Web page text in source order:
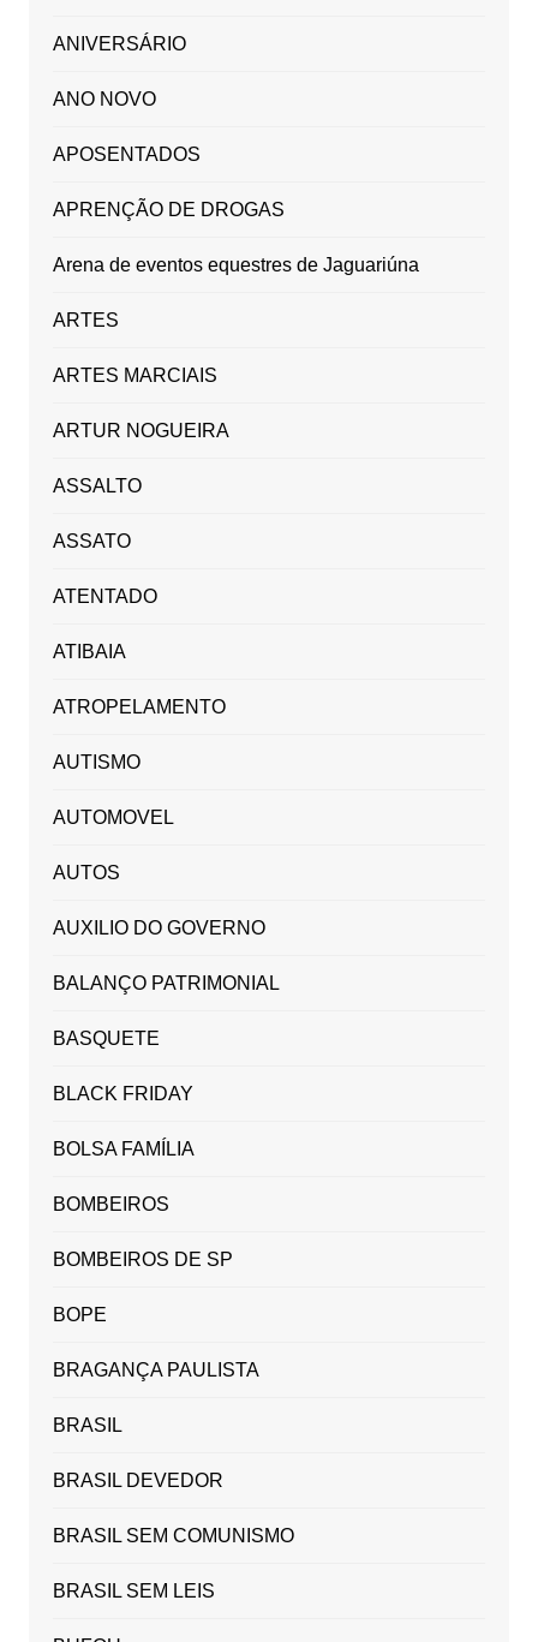
ANIVERSÁRIO
ANO NOVO
APOSENTADOS
APRENÇÃO DE DROGAS
Arena de eventos equestres de Jaguariúna
ARTES
ARTES MARCIAIS
ARTUR NOGUEIRA
ASSALTO
ASSATO
ATENTADO
ATIBAIA
ATROPELAMENTO
AUTISMO
AUTOMOVEL
AUTOS
AUXILIO DO GOVERNO
BALANÇO PATRIMONIAL
BASQUETE
BLACK FRIDAY
BOLSA FAMÍLIA
BOMBEIROS
BOMBEIROS DE SP
BOPE
BRAGANÇA PAULISTA
BRASIL
BRASIL DEVEDOR
BRASIL SEM COMUNISMO
BRASIL SEM LEIS